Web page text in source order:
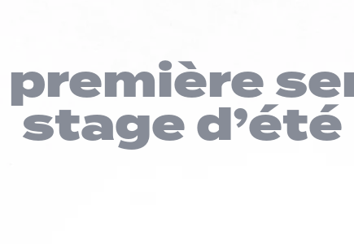
première
stage d’été